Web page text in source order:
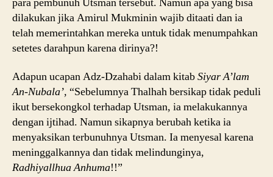
dilakukan jika Amirul Mukminin wajib ditaati dan ia
telah memerintahkan mereka untuk tidak menumpahkan
setetes darahpun karena dirinya?!
Adapun ucapan Adz-Dzahabi dalam kitabSiyar A’lam
An-Nubala’, “Sebelumnya Thalhah bersikap tidak peduli
ikut bersekongkol terhadap Utsman, ia melakukannya
dengan ijtihad. Namun sikapnya berubah ketika ia
menyaksikan terbunuhnya Utsman. Ia menyesal karena
meninggalkannya dan tidak melindunginya,
Radhiyallhua Anhuma!!”